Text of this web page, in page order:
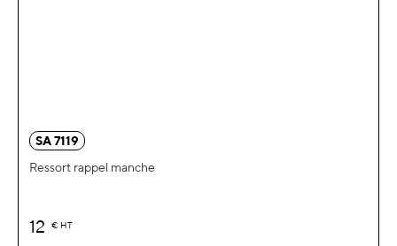
SA 7119
Ressort rappel manche
12 € HT